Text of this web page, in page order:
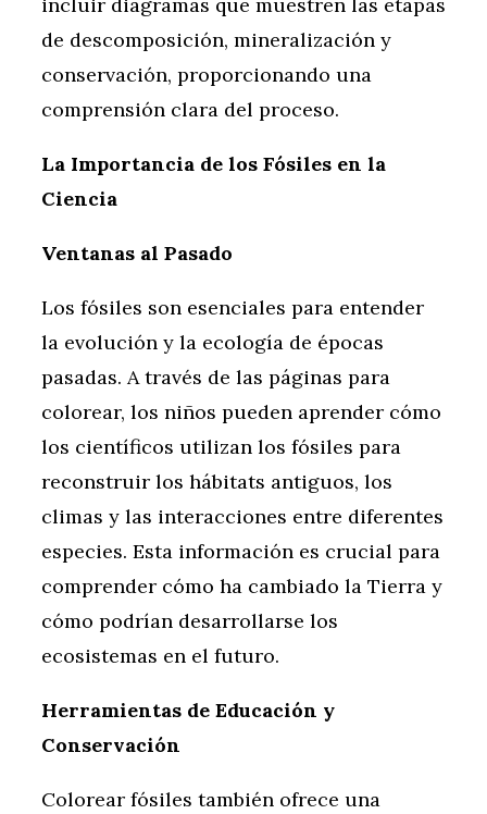
incluir diagramas que muestren las etapas
de descomposición, mineralización y
conservación, proporcionando una
comprensión clara del proceso.
La Importancia de los Fósiles en la
Ciencia
Ventanas al Pasado
Los fósiles son esenciales para entender
la evolución y la ecología de épocas
pasadas. A través de las páginas para
colorear, los niños pueden aprender cómo
los científicos utilizan los fósiles para
reconstruir los hábitats antiguos, los
climas y las interacciones entre diferentes
especies. Esta información es crucial para
comprender cómo ha cambiado la Tierra y
cómo podrían desarrollarse los
ecosistemas en el futuro.
Herramientas de Educación y
Conservación
Colorear fósiles también ofrece una